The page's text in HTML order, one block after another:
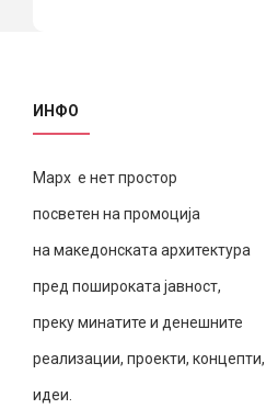
ИНФО
Марх е нет простор
посветен на промоција
на македонската архитектура
пред пошироката јавност,
преку минатите и денешните
реализации, проекти, концепти,
идеи.